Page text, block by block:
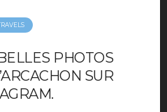
PHOTOS
SUR